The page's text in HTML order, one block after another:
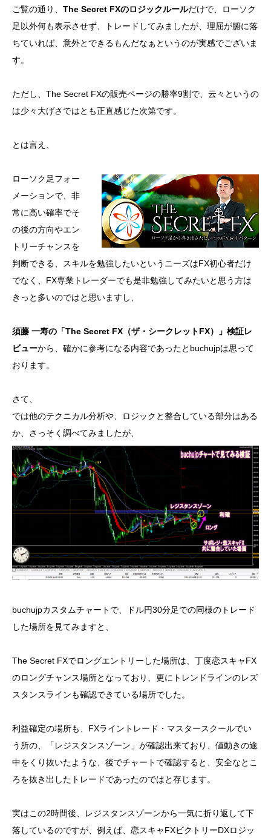
ご覧の通り、 The Secret FXのロジックルールだけで、ローソク
足以外何も表示させず、トレードしてみましたが、理屈が腑に落
ちていれば、意外とできるもんだなぁというのが実感でございま
す。
ただし、The Secret FXの販売ページの勝率9割で、云々というの
は少々大げさではとも正直感じた次第です。
とは言え、
ローソク足フォー
メーションで、非
常に高い確率でそ
の後の方向やエン
トリーチャンスを
判断できる、スキルを勉強したいというニーズはFX初心者だけ
でなく、FX専業トレーダーでも是非勉強してみたいと思う方は
きっと多いのではと思いますし、
須藤 一寿の「The Secret FX（ザ・シークレットFX）」検証レ
ビューから、確かに参考になる内容であったとbuchujpは思って
おります。
さて、
では他のテクニカル分析や、ロジックと整合している部分はある
か、さっそく調べてみましたが、
buchujpカスタムチャートで、ドル円30分足での同様のトレード
した場所を見てみますと、
The Secret FXでロングエントリーした場所は、丁度恋スキャFX
のロングチャンス場所となっており、更にトレンドラインのレズ
スタンスラインも確認できている場所でした。
利益確定の場所も、FXライントレード・マスタースクールでい
う所の、「レジスタンスゾーン」が確認出来ており、値動きの途
中をくり抜いたような、後でチャートで確認すると、安全なとこ
ろを抜き出したトレードであったのではと存じます。
実はこの2時間後、レジスタンスゾーンから一気に折り返して下
落しているのですが、例えば、恋スキャFXビクトリーDXロジッ